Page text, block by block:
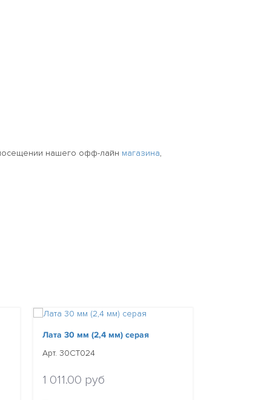
нашего офф-лайн магазина,
Лата 30 мм (2,4 мм) серая
Арт. 30CT024
1 011.00 руб